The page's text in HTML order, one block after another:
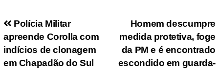
Navegação de PostHomem descumpre
medida protetiva, foge
da PM e é encontrado
escondido em guarda-
Polícia Militar
apreende Corolla com
indícios de clonagem
em Chapadão do Sul